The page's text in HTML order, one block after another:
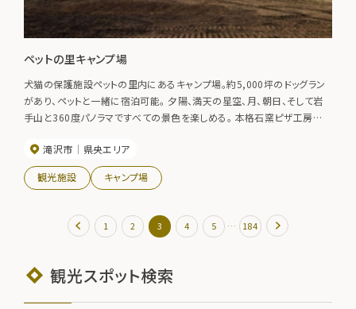
ペットの里キャンプ場
犬猫の保護施設ペットの里内にあるキャンプ場。約5,000坪のドッグラン
があり、ペットと一緒に宿泊可能。 夕陽、満天の星空、月、朝日、そして岩
手山と360度パノラマですべての景色を楽しめる。 本格石窯ピザ工房
きる。（土日11:00～17:00営業）
滝沢市 県央エリア
観光施設 キャンプ場
1 2 3 4 5 … 184
観光スポット検索